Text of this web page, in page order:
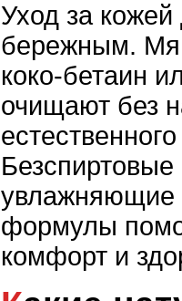
Уход за
бережным.
коко-бетаин
очищают без
увлажняющие
формулы
комфорт и